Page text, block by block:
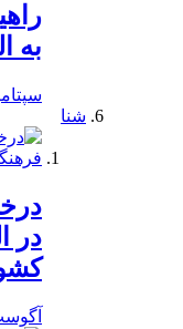
به
سپتامبر 24,
شنا
در
آگوست 23,